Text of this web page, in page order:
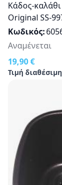
Κάδος-καλάθι
Original SS-
Κωδικός
19,90 €
Τιμή
Αναμένεται